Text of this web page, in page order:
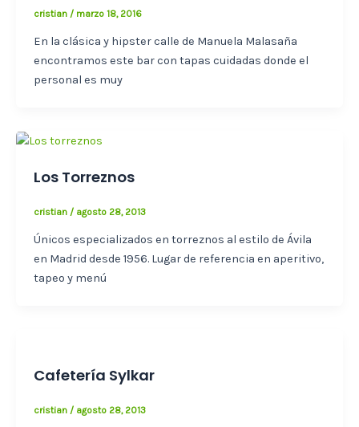
cristian / marzo 18, 2016
En la clásica y hipster calle de Manuela Malasaña
encontramos este bar con tapas cuidadas donde el
personal es muy
Los Torreznos
cristian / agosto 28, 2013
Únicos especializados en torreznos al estilo de Ávila
en Madrid desde 1956. Lugar de referencia en aperitivo,
tapeo y menú
Cafetería Sylkar
cristian / agosto 28, 2013